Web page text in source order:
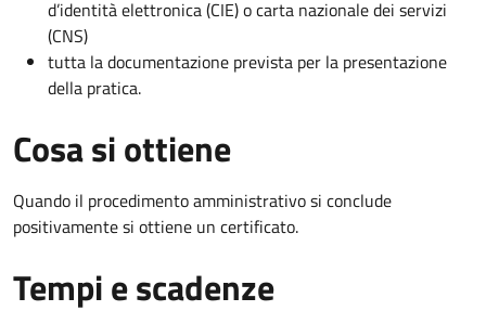
d’identità elettronica (CIE) o carta nazionale dei servizi
(CNS)
tutta la documentazione prevista per la presentazione
della pratica.
Cosa si ottiene
Quando il procedimento amministrativo si conclude
positivamente si ottiene un certificato.
Tempi e scadenze